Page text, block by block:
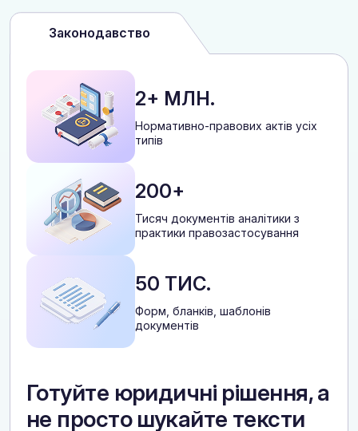
Законодавство
2+ МЛН.
Нормативно-правових актів усіх
типів
200+
Тисяч документів аналітики з
практики правозастосування
50 ТИС.
Форм, бланків, шаблонів
документів
Готуйте юридичні рішення, а
не просто шукайте тексти